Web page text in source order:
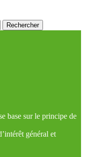
base sur le principe de
général et